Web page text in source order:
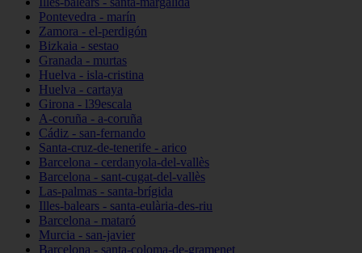
Pontevedra - marín
Zamora - el-perdigón
Bizkaia - sestao
Granada - murtas
Huelva - isla-cristina
Huelva - cartaya
Girona - l39escala
A-coruña - a-coruña
Cádiz - san-fernando
Santa-cruz-de-tenerife - arico
Barcelona - cerdanyola-del-vallès
Barcelona - sant-cugat-del-vallès
Las-palmas - santa-brígida
Illes-balears - santa-eulària-des-riu
Barcelona - mataró
Murcia - san-javier
Barcelona - santa-coloma-de-gramenet